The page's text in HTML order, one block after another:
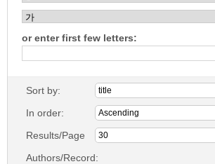
or enter first few letters:
Sort by:
In order:
Results/Page
Authors/Record: